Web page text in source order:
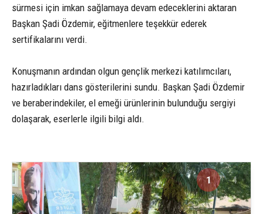
sürmesi için imkan sağlamaya devam edeceklerini aktaran
Başkan Şadi Özdemir, eğitmenlere teşekkür ederek
sertifikalarını verdi.
Konuşmanın ardından olgun gençlik merkezi katılımcıları,
hazırladıkları dans gösterilerini sundu. Başkan Şadi Özdemir
ve beraberindekiler, el emeği ürünlerinin bulunduğu sergiyi
dolaşarak, eserlerle ilgili bilgi aldı.
1 4